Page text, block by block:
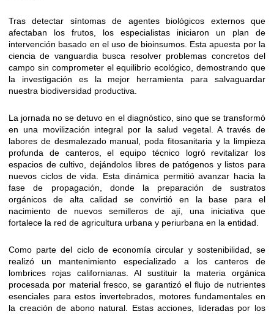
Tras detectar síntomas de agentes biológicos externos que
afectaban los frutos, los especialistas iniciaron un plan de
intervención basado en el uso de bioinsumos. Esta apuesta por la
ciencia de vanguardia busca resolver problemas concretos del
campo sin comprometer el equilibrio ecológico, demostrando que
la investigación es la mejor herramienta para salvaguardar
nuestra biodiversidad productiva.
La jornada no se detuvo en el diagnóstico, sino que se transformó
en una movilización integral por la salud vegetal. A través de
labores de desmalezado manual, poda fitosanitaria y la limpieza
profunda de canteros, el equipo técnico logró revitalizar los
espacios de cultivo, dejándolos libres de patógenos y listos para
nuevos ciclos de vida. Esta dinámica permitió avanzar hacia la
fase de propagación, donde la preparación de sustratos
orgánicos de alta calidad se convirtió en la base para el
nacimiento de nuevos semilleros de ají, una iniciativa que
fortalece la red de agricultura urbana y periurbana en la entidad.
Como parte del ciclo de economía circular y sostenibilidad, se
realizó un mantenimiento especializado a los canteros de
lombrices rojas californianas. Al sustituir la materia orgánica
procesada por material fresco, se garantizó el flujo de nutrientes
esenciales para estos invertebrados, motores fundamentales en
la creación de abono natural. Estas acciones, lideradas por los